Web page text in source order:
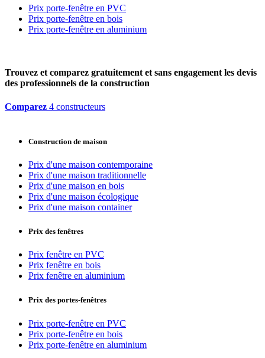
Prix porte-fenêtre en PVC
Prix porte-fenêtre en bois
Prix porte-fenêtre en aluminium
Trouvez et comparez gratuitement et sans engagement les devis
des professionnels de la construction
Comparez 4 constructeurs
Construction de maison
Prix d'une maison contemporaine
Prix d'une maison traditionnelle
Prix d'une maison en bois
Prix d'une maison écologique
Prix d'une maison container
Prix des fenêtres
Prix fenêtre en PVC
Prix fenêtre en bois
Prix fenêtre en aluminium
Prix des portes-fenêtres
Prix porte-fenêtre en PVC
Prix porte-fenêtre en bois
Prix porte-fenêtre en aluminium